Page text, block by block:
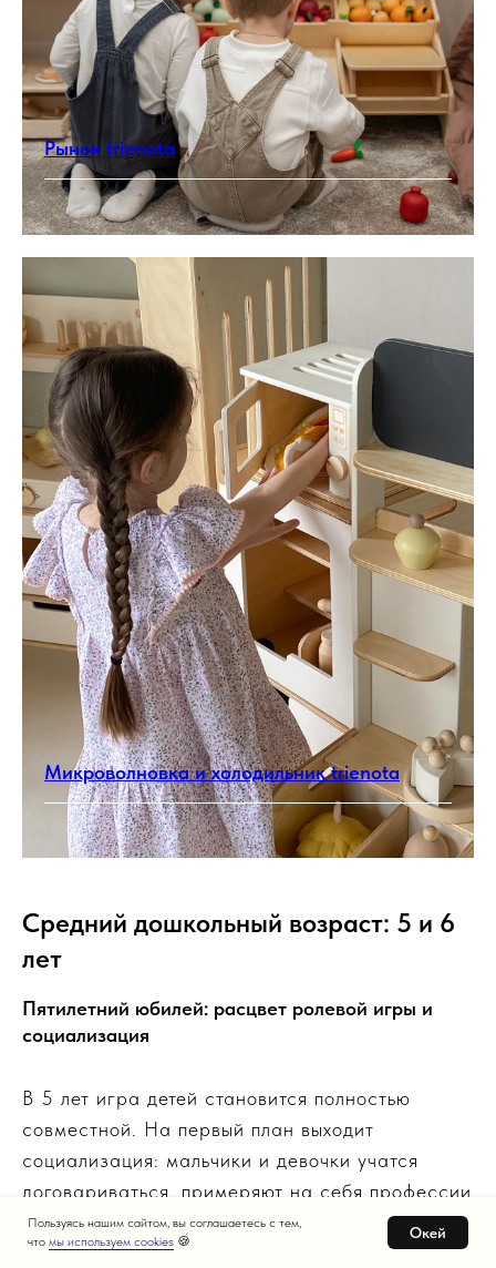
Рынок trienota
Микроволновка и холодильник trienota
Средний дошкольный возраст: 5 и 6
лет
Пятилетний юбилей: расцвет ролевой игры и
социализация
В 5 лет игра детей становится полностью
совместной. На первый план выходит
социализация: мальчики и девочки учатся
договариваться, примеряют на себя профессии
взрослых и распределяют обязанности.
Пользуясь нашим сайтом, вы соглашаетесь с тем,
что мы используем cookies 🍪
Окей